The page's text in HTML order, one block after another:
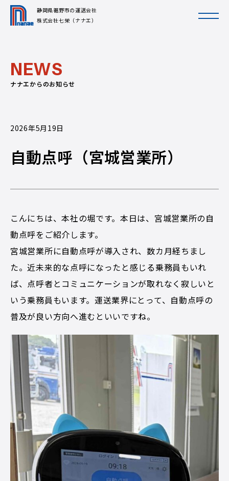
静岡県裾野市の運送会社
株式会社七栄（ナナエ）
NEWS
ナナエからのお知らせ
2026年5月19日
自動点呼（宮城営業所）
こんにちは、本社の堀です。本日は、宮城営業所の自
動点呼をご紹介します。
宮城営業所に自動点呼が導入され、数カ月経ちまし
た。近未来的な点呼になったと感じる乗務員もいれ
ば、点呼者とコミュニケーションが取れなく寂しいと
いう乗務員もいます。運送業界にとって、自動点呼の
普及が良い方向へ進むといいですね。